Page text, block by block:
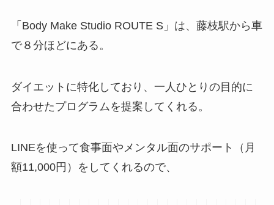
「Body Make Studio ROUTE S」は、藤枝駅から車
で８分ほどにある。
ダイエットに特化しており、一人ひとりの目的に
合わせたプログラムを提案してくれる。
LINEを使って食事面やメンタル面のサポート（月
額11,000円）をしてくれるので、